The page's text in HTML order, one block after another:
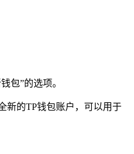
包”的选项。
新的TP钱包账户，可以用于